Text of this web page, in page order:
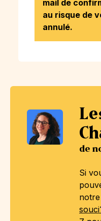
de
Si
mail de
au risque de
annulé.